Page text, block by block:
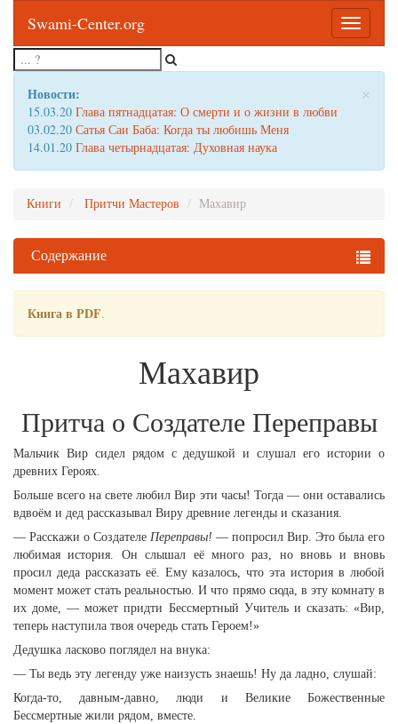
Toggle
Swami-Center.org
×
Новости:
15.03.20 Глава пятнадцатая: О смерти и о жизни в любви
03.02.20 Сатья Саи Баба: Когда ты любишь Меня
14.01.20 Глава четырнадцатая: Духовная наука
Книги Притчи Мастеров Махавир
Содержание
Книга в PDF.
Махавир
Притча о Создателе Переправы
Мальчик Вир сидел рядом с дедушкой и слушал его истории о
древних Героях.
Больше всего на свете любил Вир эти часы! Тогда — они оставались
вдвоём и дед рассказывал Виру древние легенды и сказания.
— Расскажи о Создателе Переправы! — попросил Вир. Это была его
любимая история. Он слышал её много раз, но вновь и вновь
просил деда рассказать её. Ему казалось, что эта история в любой
момент может стать реальностью. И что прямо сюда, в эту комнату в
их доме, — может придти Бессмертный Учитель и сказать: «Вир,
теперь наступила твоя очередь стать Героем!»
Дедушка ласково поглядел на внука:
— Ты ведь эту легенду уже наизусть знаешь! Ну да ладно, слушай:
Когда-то, давным-давно, люди и Великие Божественные
Бессмертные жили рядом, вместе.